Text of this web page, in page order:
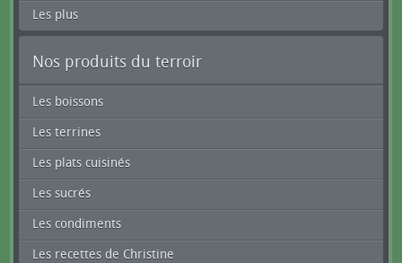
Les plus
Nos produits du terroir
Les boissons
Les terrines
Les plats cuisinés
Les sucrés
Les condiments
Les recettes de Christine